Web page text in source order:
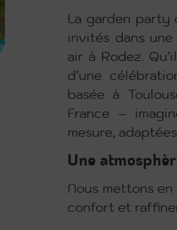
La garden party
invités dans
air à Rodez.
d’une
basée à
France –
mesure,
Une
Nous mettons
confort et